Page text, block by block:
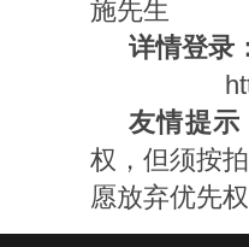
施先生
详情登录
友情提示
权，但须按
愿放弃优先